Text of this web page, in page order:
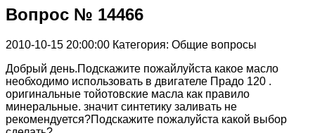
Вопрос № 14466
2010-10-15 20:00:00 Категория: Общие вопросы
Добрый день.Подскажите пожайлуйста какое масло
необходимо использовать в двигателе Прадо 120 .
оригинальные тойотовские масла как правило
минеральные. значит синтетику заливать не
рекомендуется?Подскажите пожалуйста какой выбор